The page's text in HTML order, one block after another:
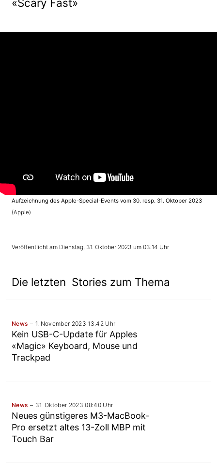
«Scary Fast»
Aufzeichnung des Apple-Special-Events vom 30. resp. 31. Oktober 2023
(Apple)
Dienstag, 31. Oktober 2023 um 03:14 Uhr
Die letzten Stories zum Thema
News 1. November 2023 13:42 Uhr
Kein USB-C-Update für Apples
«Magic» Keyboard, Mouse und
Trackpad
News 31. Oktober 2023 08:40 Uhr
Neues günstigeres M3-MacBook-
Pro ersetzt altes 13-Zoll MBP mit
Touch Bar